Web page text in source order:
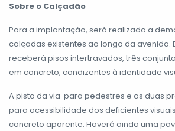
Sobre o Calçadão
Para a implantação, será realizada a
calçadas existentes ao longo da avenida.
receberá pisos intertravados, três
em concreto, condizentes à identidade
A pista da via para pedestres e as duas
para acessibilidade dos deficientes
concreto aparente. Haverá ainda uma